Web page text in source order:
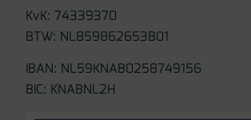
KvK: 74339370
BTW: NL859862653B01
IBAN: NL59KNAB0258749156
BIC: KNABNL2H